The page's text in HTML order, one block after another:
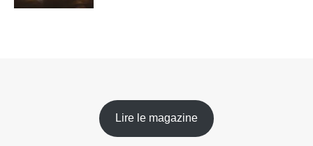
Lire le magazine